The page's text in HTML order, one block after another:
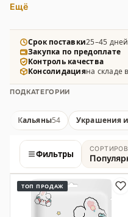
наличии кухонные
уборки и хранения,
кальяны, биокамины,
умный дом и декорации
Ещё
Срок поставки25–45 дней
Закупка по предоплате
Контроль качества
Консолидацияна складе
ПОДКАТЕГОРИИ
Кальяны54 Украшения
Фильтры
Товары
ТОП ПРОДАЖ